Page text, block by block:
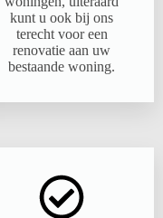
kunt u ook bij ons
terecht voor een
renovatie aan uw
bestaande woning.